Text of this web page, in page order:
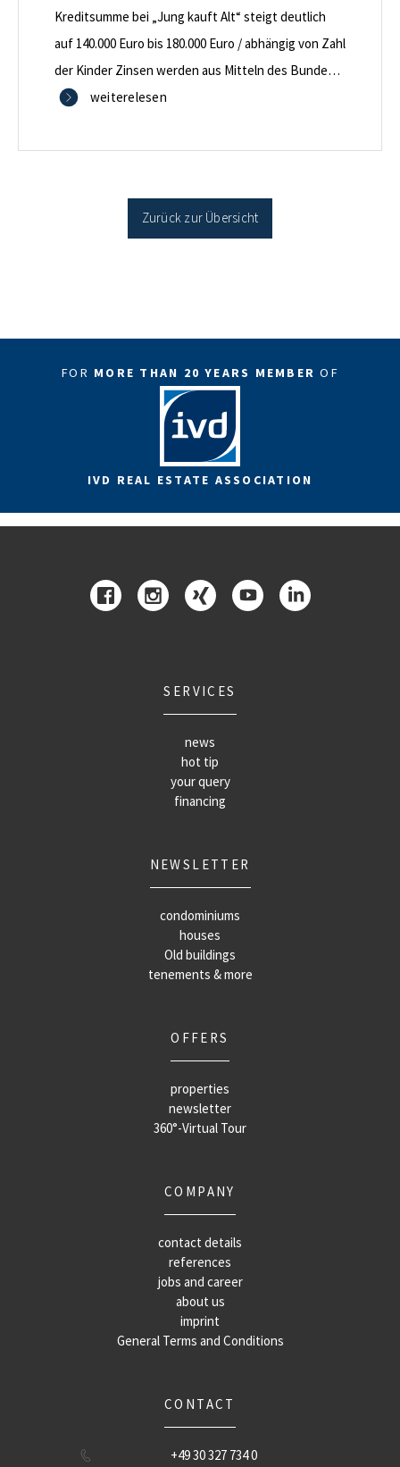
Kreditsumme bei „Jung kauft Alt“ steigt deutlich
auf 140.000 Euro bis 180.000 Euro / abhängig von Zahl
der Kinder Zinsen werden aus Mitteln des Bundes
verbilligt: Heutiger Zins bei 0,53 Prozent effektiv bei
Antragstellende verpflichten sich zu energetischer
Sanierung in Einzelmaßnahmen […]
weiterelesen
Zurück zur Übersicht
FOR MORE THAN 20 YEARS MEMBEROF
IVD REAL ESTATE ASSOCIATION
SERVICES
news
hot tip
your query
financing
NEWSLETTER
condominiums
houses
Old buildings
tenements & more
OFFERS
properties
newsletter
360°-Virtual Tour
COMPANY
contact details
references
jobs and career
about us
imprint
General Terms and Conditions
CONTACT
+49 30 327 734 0